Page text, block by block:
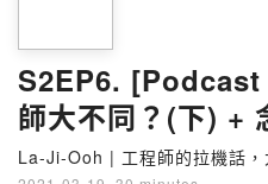
S2EP6. [Podcast
師大不同？(下) +
Hunter
La-Ji-Ooh | 工程師的拉機話